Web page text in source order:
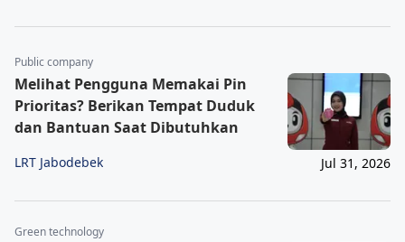
Public company
Melihat Pengguna Memakai Pin
Prioritas? Berikan Tempat Duduk
dan Bantuan Saat Dibutuhkan
LRT Jabodebek Jul 31, 2026
Green technology